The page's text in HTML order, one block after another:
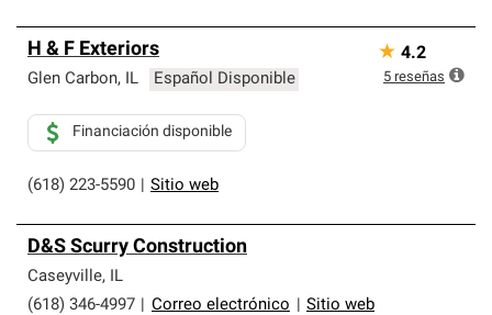
H & F Exteriors
Glen Carbon, IL Español Disponible
(618) 223-5590 Sitio web
Financiación disponible
★ 4.2
5 reseñas
D&S Scurry Construction
Caseyville, IL
(618) 346-4997
Correo electrónico Sitio web